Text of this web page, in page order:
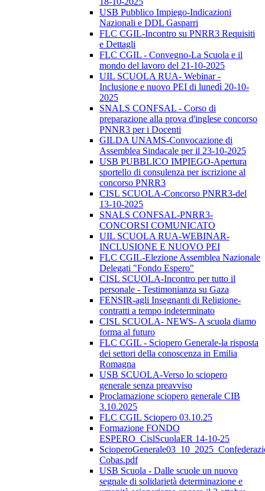
USB Pubblico Impiego-Indicazioni
Nazionali e DDL Gasparri
FLC CGIL-Incontro su PNRR3 Requisiti
e Dettagli
FLC CGIL - Convegno-La Scuola e il
mondo del lavoro del 21-10-2025
UIL SCUOLA RUA- Webinar -
Inclusione e nuovo PEI di lunedì 20-10-
2025
SNALS CONFSAL - Corso di
preparazione alla prova d'inglese concorso
PNNR3 per i Docenti
GILDA UNAMS-Convocazione di
Assemblea Sindacale per il 23-10-2025
USB PUBBLICO IMPIEGO-Apertura
sportello di consulenza per iscrizione al
concorso PNRR3
CISL SCUOLA-Concorso PNRR3-del
13-10-2025
SNALS CONFSAL-PNRR3-
CONCORSI COMUNICATO
UIL SCUOLA RUA-WEBINAR-
INCLUSIONE E NUOVO PEI
FLC CGIL-Elezione Assemblea Nazionale
Delegati "Fondo Espero"
CISL SCUOLA-Incontro per tutto il
personale - Testimonianza su Gaza
FENSIR-agli Insegnanti di Religione-
contratti a tempo indeterminato
CISL SCUOLA- NEWS- A scuola diamo
forma al futuro
FLC CGIL - Sciopero Generale-la risposta
dei settori della conoscenza in Emilia
Romagna
USB SCUOLA-Verso lo sciopero
generale senza preavviso
Proclamazione sciopero generale CIB
3.10.2025
FLC CGIL Sciopero 03.10.25
Formazione FONDO
ESPERO_CislScuolaER 14-10-25
Cobas.pdf
USB Scuola - Dalle scuole un nuovo
segnale di solidarietà determinazione e